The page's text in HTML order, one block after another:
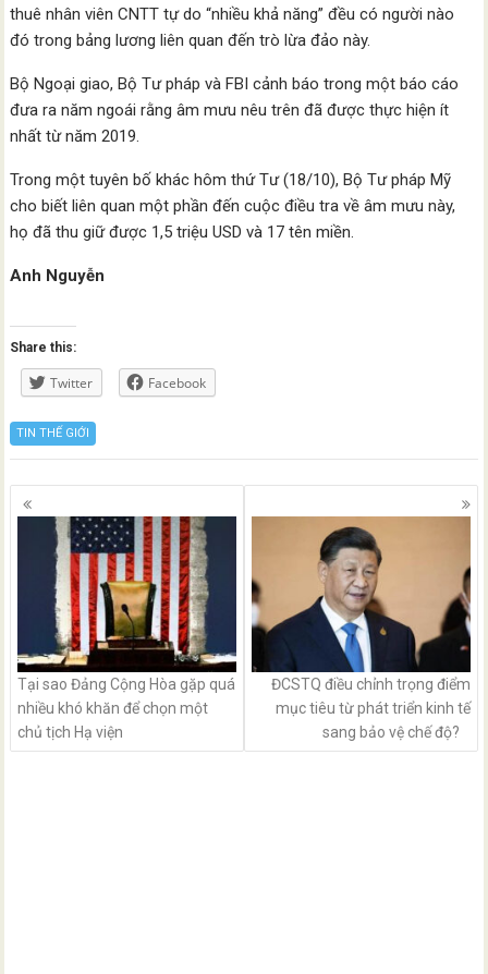
thuê nhân viên CNTT tự do “nhiều khả năng” đều có người nào
đó trong bảng lương liên quan đến trò lừa đảo này.
Bộ Ngoại giao, Bộ Tư pháp và FBI cảnh báo trong một báo cáo
đưa ra năm ngoái rằng âm mưu nêu trên đã được thực hiện ít
nhất từ năm 2019.
Trong một tuyên bố khác hôm thứ Tư (18/10), Bộ Tư pháp Mỹ
cho biết liên quan một phần đến cuộc điều tra về âm mưu này,
họ đã thu giữ được 1,5 triệu USD và 17 tên miền.
Anh Nguyễn
Share this:
Twitter Facebook
TIN THẾ GIỚI
Posts
navigation
Tại sao Đảng Cộng Hòa gặp quá
nhiều khó khăn để chọn một
chủ tịch Hạ viện
ĐCSTQ điều chỉnh trọng điểm
mục tiêu từ phát triển kinh tế
sang bảo vệ chế độ?